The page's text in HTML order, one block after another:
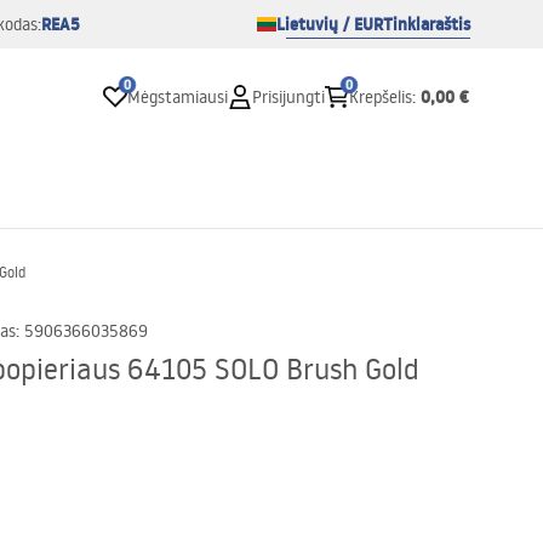
REA5 Lietuvių / EURTinklaraštis
0
Mėgstamiausi Prisijungti
0
Krepšelis: 0,00 €
: 5906366035869
64105 SOLO Brush Gold